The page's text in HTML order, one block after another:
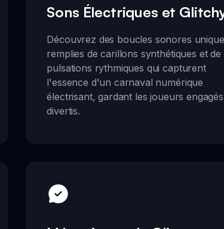
Sons Électriques et
Découvrez des boucles sonores
remplies de carillons synthétiques et de
pulsations rythmiques qui capturent
l'essence d'un carnaval numérique
électrisant, gardant les joueurs
divertis.